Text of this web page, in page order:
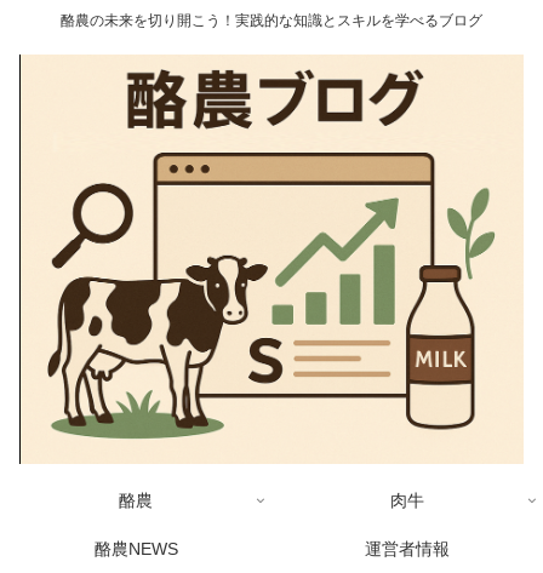
酪農の未来を切り開こう！実践的な知識とスキルを学べるブログ
酪農 肉牛
酪農NEWS 運営者情報